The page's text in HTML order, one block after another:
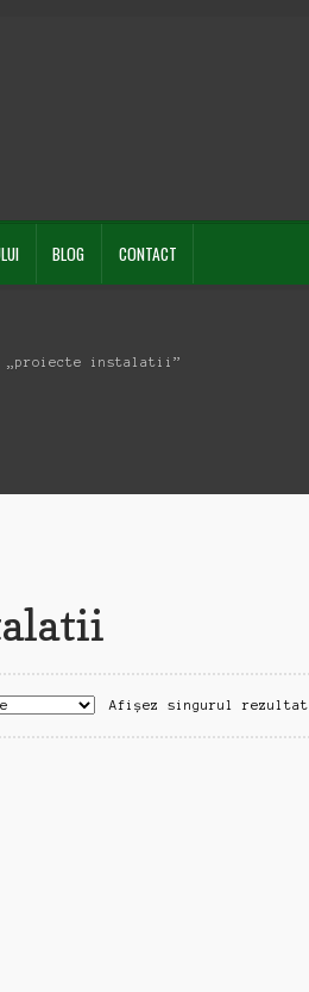
BLOG CONTACT
„proiecte instalatii”
Afișez singurul rezultat